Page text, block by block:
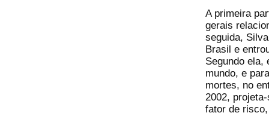
A primeira
gerais
seguida,
Brasil e
Segundo ela,
mundo, e
mortes, no
2002,
fator de